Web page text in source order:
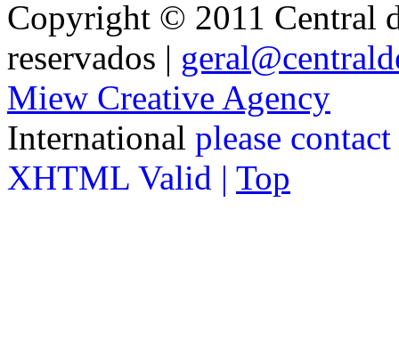
Copyright © 2011 Central
reservados |
Miew Creative Agency
International please
XHTML Valid | Top